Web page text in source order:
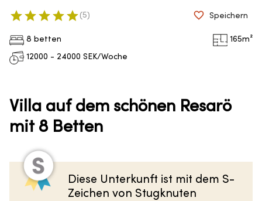
8 betten 165m²
12000 - 24000 SEK/Woche
( 5 ) Speichern
Villa auf dem schönen Resarö
mit 8 Betten
Diese Unterkunft ist mit dem S-
Zeichen von Stugknuten